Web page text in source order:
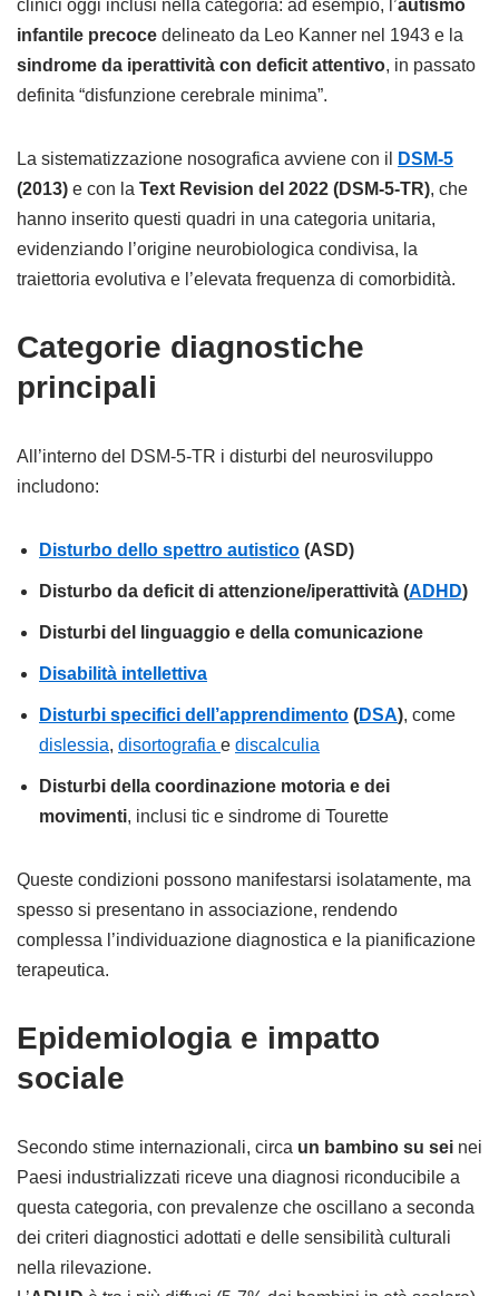
clinici oggi inclusi nella categoria: ad esempio, l’autismo
infantile precoce delineato da Leo Kanner nel 1943 e la
sindrome da iperattività con deficit attentivo, in passato
definita “disfunzione cerebrale minima”.
La sistematizzazione nosografica avviene con il
DSM-5
(2013) e con la Text Revision del 2022 (DSM-5-TR), che
hanno inserito questi quadri in una categoria unitaria,
evidenziando l’origine neurobiologica condivisa, la
traiettoria evolutiva e l’elevata frequenza di comorbidità.
Categorie diagnostiche
principali
All’interno del DSM-5-TR i disturbi del neurosviluppo
includono:
Disturbo dello spettro autistico (ASD)
Disturbo da deficit di attenzione/iperattività (ADHD)
Disturbi del linguaggio e della comunicazione
Disabilità intellettiva
Disturbi specifici dell’apprendimento (DSA), come
dislessia, disortografia e discalculia
Disturbi della coordinazione motoria e dei
movimenti, inclusi tic e sindrome di Tourette
Queste condizioni possono manifestarsi isolatamente, ma
spesso si presentano in associazione, rendendo
complessa l’individuazione diagnostica e la pianificazione
terapeutica.
Epidemiologia e impatto
sociale
Secondo stime internazionali, circa un bambino su sei nei
Paesi industrializzati riceve una diagnosi riconducibile a
questa categoria, con prevalenze che oscillano a seconda
dei criteri diagnostici adottati e delle sensibilità culturali
nella rilevazione.